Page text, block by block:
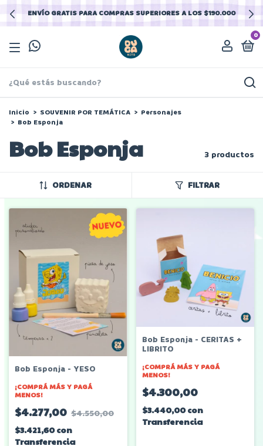
ENVÍO GRATIS PARA COMPRAS SUPERIORES A LOS $190.000
0
Inicio > SOUVENIR POR TEMÁTICA > Personajes
> Bob Esponja
Bob Esponja 3 productos
ORDENAR FILTRAR
Bob Esponja - YESO
¡COMPRÁ MÁS Y PAGÁ
MENOS!
$4.277,00 $4.550,00
$3.421,60con
Transferencia
Bob Esponja - CERITAS +
LIBRITO
¡COMPRÁ MÁS Y PAGÁ
MENOS!
$4.300,00
$3.440,00con
Transferencia